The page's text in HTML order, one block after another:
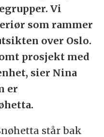
Vi
som rammer
over Oslo.
prosjekt med
sier Nina
er
står bak